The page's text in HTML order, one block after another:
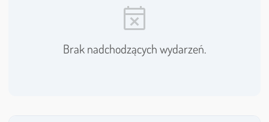
event_busy
Brak nadchodzących wydarzeń.